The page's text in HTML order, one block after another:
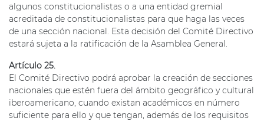
algunos constitucionalistas o a una entidad gremial
acreditada de constitucionalistas para que haga las veces
de una sección nacional. Esta decisión del Comité Directivo
estará sujeta a la ratificación de la Asamblea General.
Artículo 25.
El Comité Directivo podrá aprobar la creación de secciones
nacionales que estén fuera del ámbito geográfico y cultural
iberoamericano, cuando existan académicos en número
suficiente para ello y que tengan, además de los requisitos